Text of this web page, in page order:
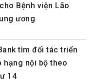
Bệnh viện Lão
ương
tìm đối tác triển
hạng nội bộ theo
14